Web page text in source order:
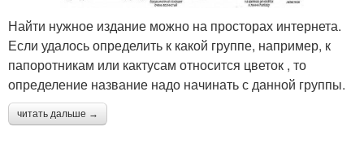
Найти нужное издание можно на просторах интернета.
Если удалось определить к какой группе, например, к
папоротникам или кактусам относится цветок , то
определение название надо начинать с данной группы.
читать дальше →